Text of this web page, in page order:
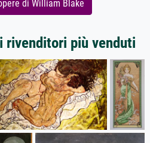
di William Blake
rivenditori più venduti